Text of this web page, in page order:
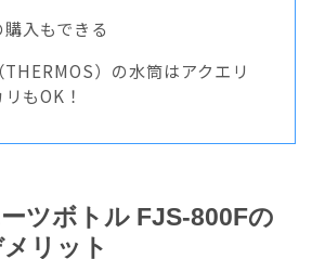
入もできる
）の水筒はアクエリ
もOK！
ツボトル FJS-800Fの
リット